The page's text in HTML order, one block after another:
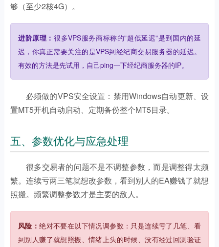
够（至少2核4G）。
进阶原理： 很多VPS服务商标称的"超低延迟"是到国内的延
迟，你真正需要关注的是VPS到经纪商交易服务器的延迟。
有效的方法是先试用，自己ping一下经纪商服务器的IP。
必须做的VPS安全设置：禁用Windows自动更新、设
置MT5开机自动启动、定期备份整个MT5目录。
五、参数优化与应急处理
很多交易者的问题不是不调整参数，而是调整得太频
繁。连续亏两三笔就想改参数，看到别人的EA赚钱了就想
照搬。频繁调整参数才是主要的敌人。
风险：绝对不要在以下情况调参数：只是连续亏了几笔、看
到别人赚了就想照搬、情绪上头的时候、没有经过回测验证